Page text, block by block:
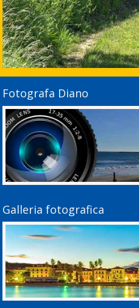
Fotografa Diano
Galleria fotografica